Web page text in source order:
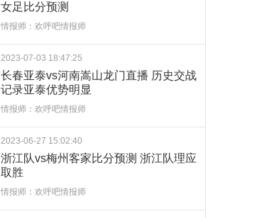
女足比分预测
情报师：欢呼吧情报师
2023-07-03 18:47:25
长春亚泰vs河南嵩山龙门直播 历史交战
记录亚泰优势明显
情报师：欢呼吧情报师
2023-06-27 15:02:40
浙江队vs梅州客家比分预测 浙江队理应
取胜
情报师：欢呼吧情报师